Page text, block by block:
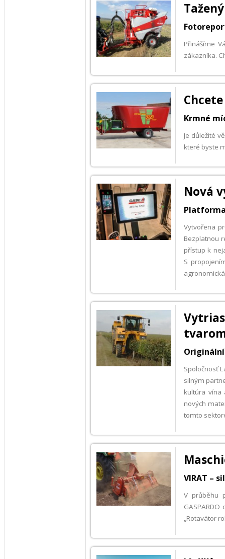
Přinášíme
zákazníka.
Krmné
Je důležité
které byste
Nová
Vytvořena
Bezplatnou
přístup k
S
Spoločnosť
silným
kultúra vína
nových
tomto
VIRAT –
V průběhu
„Rotavátor